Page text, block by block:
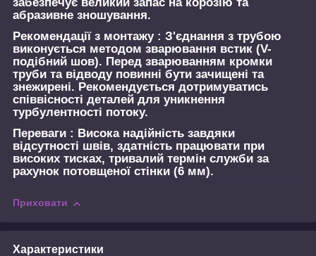
абразивне зношування.
Рекомендації з монтажу : З'єднання з трубою
виконується методом зварювання встик (V-
подібний шов). Перед зварюванням кромки
труби та відводу повинні бути зачищені та
знежирені. Рекомендується дотримуватись
співвісності деталей для уникнення
турбулентності потоку.
Переваги : Висока надійність завдяки
відсутності швів, здатність працювати при
високих тисках, тривалий термін служби за
рахунок потовщеної стінки (6 мм).
Приховати
Характеристики